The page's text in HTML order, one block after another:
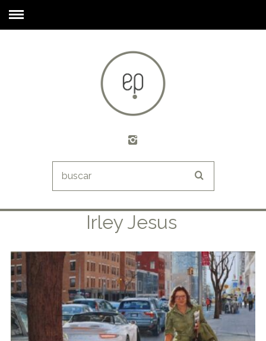
Irley Jesus